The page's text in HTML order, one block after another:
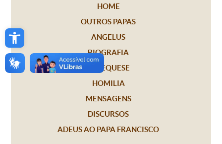
Open toolbar
HOME
OUTROS PAPAS
ANGELUS
BIOGRAFIA
CATEQUESE
HOMILIA
MENSAGENS
DISCURSOS
ADEUS AO PAPA FRANCISCO